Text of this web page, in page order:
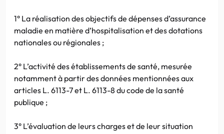
1° La réalisation des objectifs de dépenses d’assurance
maladie en matière d’hospitalisation et des dotations
nationales ou régionales ;
2° L’activité des établissements de santé, mesurée
notamment à partir des données mentionnées aux
articles L. 6113-7 et L. 6113-8 du code de la santé
publique ;
3° L’évaluation de leurs charges et de leur situation